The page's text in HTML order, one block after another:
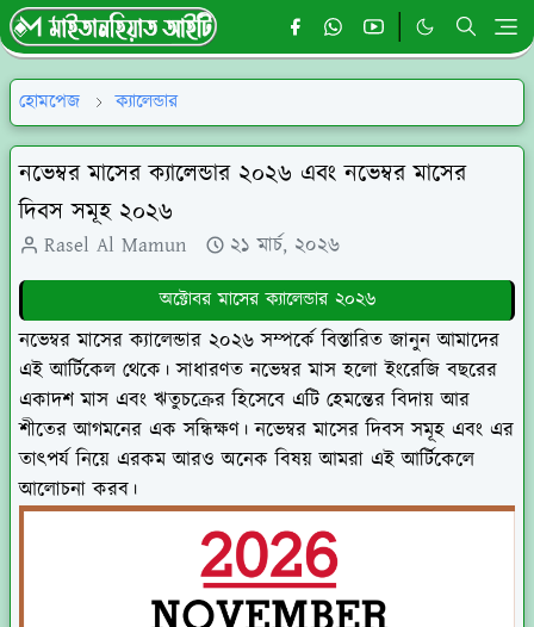
হোমপেজ ক্যালেন্ডার
নভেম্বর মাসের ক্যালেন্ডার ২০২৬ এবং নভেম্বর মাসের
দিবস সমূহ ২০২৬
Rasel Al Mamun ২১ মার্চ, ২০২৬
অক্টোবর মাসের ক্যালেন্ডার ২০২৬
নভেম্বর মাসের ক্যালেন্ডার ২০২৬ সম্পর্কে বিস্তারিত জানুন আমাদের
এই আর্টিকেল থেকে। সাধারণত নভেম্বর মাস হলো ইংরেজি বছরের
একাদশ মাস এবং ঋতুচক্রের হিসেবে এটি হেমন্তের বিদায় আর
শীতের আগমনের এক সন্ধিক্ষণ। নভেম্বর মাসের দিবস সমূহ এবং এর
তাৎপর্য নিয়ে এরকম আরও অনেক বিষয় আমরা এই আর্টিকেলে
আলোচনা করব।